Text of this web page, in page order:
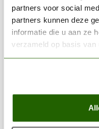
partners voor social
partners kunnen deze
informatie die u aan ze
verzameld op basis van
Model Air IJA Earth
Niet op voorraad